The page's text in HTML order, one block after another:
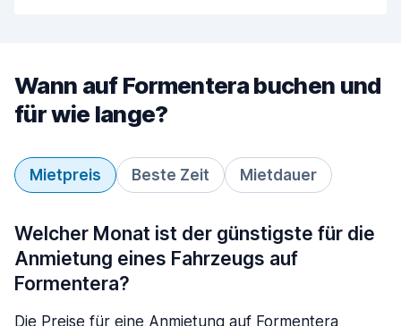
Wann auf Formentera buchen und
für wie lange?
Mietpreis Beste Zeit Mietdauer
Welcher Monat ist der günstigste für die
Anmietung eines Fahrzeugs auf
Formentera?
Die Preise für eine Anmietung auf Formentera